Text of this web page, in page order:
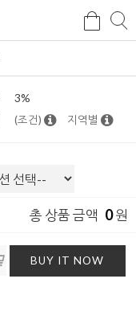
색
검
3%
(조건) 지역별
총 상품 금액 0원
BUY IT NOW